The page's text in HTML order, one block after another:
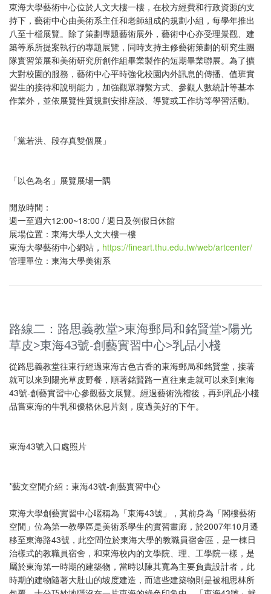
東海大學藝術中心位於人文大樓一樓，在校方經費和行政資源的支
持下，藝術中心由美術系主任和老師組成的規劃小組，每學年推出
八至十檔展覽。除了策劃專題藝術展外，藝術中心亦受理景觀、建
築等系所提案執行的專題展覽，同時支持主修藝術策劃的研究生團
隊實習策展和美術研究所創作組畢業製作的短期畢業聯展。為了擴
大對校園的服務，藝術中心平時強化校園內外訊息的傳播、值班實
習生的接待和說明能力，加強觀眾聯繫方式、參觀人數統計等基本
作業外，並依展覽性質規劃安排座談、導覽或工作坊等學習活動。
「黨若洪、段存真雙個展」
「以色為名」展覽展場一隅
開放時間：
週一至週六12:00~18:00 / 週日及例假日休館
展場位置：東海大學人文大樓一樓
東海大學藝術中心網站， https://fineart.thu.edu.tw/web/artcenter/
管理單位：東海大學美術系
路線二：路思義教堂>東海郵局和銘賢堂>陽光
草皮>東海43號-創藝實習中心>乳品小棧
從路思義教堂往東行經過東海古色古香的東海郵局和銘賢堂，接著
就可以來到陽光草皮野餐，順著銘賢路一直往東走就可以來到東海
43號-創藝實習中心參觀藝文展覽。經過藝術洗禮後，再到乳品小棧
品嘗東海的牛乳和優格休息片刻，度過美好的下午。
東海43號入口處照片
*藝文空間介紹：東海43號-創藝實習中心
東海大學創藝實習中心暱稱為「東海43號」，其前身為「閣樓藝術
空間」位為第一教學區是美術系學生的實習畫廊，於2007年10月遷
移至東海路43號，此空間位於東海大學的教職員宿舍區，是一棟日
治樣式的教職員宿舍，和東海校內的文學院、理、工學院一樣，是
屬於東海第一時期的建築物，當時以陳其寬為主要負責設計者，此
時期的建物隨著大肚山的坡度建造，而這些建築物則是被相思林所